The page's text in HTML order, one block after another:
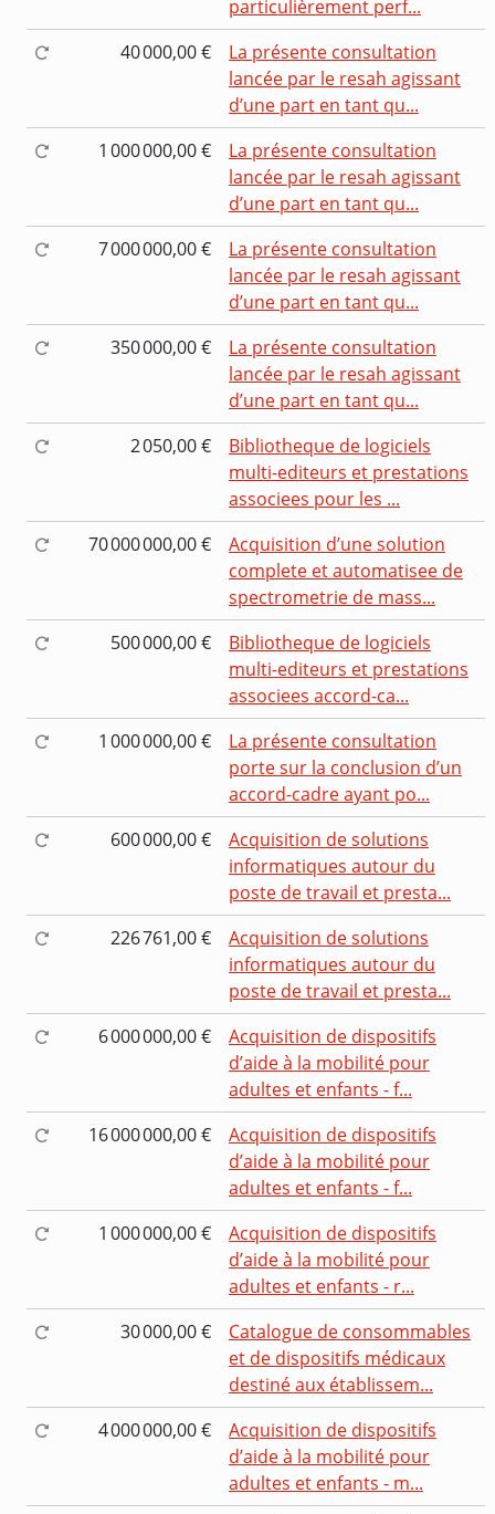
particulièrement perf...
40 000,00 €
La présente consultation
lancée par le resah agissant
d’une part en tant qu...
1 000 000,00 €
La présente consultation
lancée par le resah agissant
d’une part en tant qu...
7 000 000,00 €
La présente consultation
lancée par le resah agissant
d’une part en tant qu...
350 000,00 €
La présente consultation
lancée par le resah agissant
d’une part en tant qu...
2 050,00 €
Bibliotheque de logiciels
multi-editeurs et prestations
associees pour les ...
70 000 000,00 €
Acquisition d’une solution
complete et automatisee de
spectrometrie de mass...
500 000,00 €
Bibliotheque de logiciels
multi-editeurs et prestations
associees accord-ca...
1 000 000,00 €
La présente consultation
porte sur la conclusion d’un
accord-cadre ayant po...
600 000,00 €
Acquisition de solutions
informatiques autour du
poste de travail et presta...
226 761,00 €
Acquisition de solutions
informatiques autour du
poste de travail et presta...
6 000 000,00 €
Acquisition de dispositifs
d’aide à la mobilité pour
adultes et enfants - f...
16 000 000,00 €
Acquisition de dispositifs
d’aide à la mobilité pour
adultes et enfants - f...
1 000 000,00 €
Acquisition de dispositifs
d’aide à la mobilité pour
adultes et enfants - r...
30 000,00 €
Catalogue de consommables
et de dispositifs médicaux
destiné aux établissem...
4 000 000,00 €
Acquisition de dispositifs
d’aide à la mobilité pour
adultes et enfants - m...